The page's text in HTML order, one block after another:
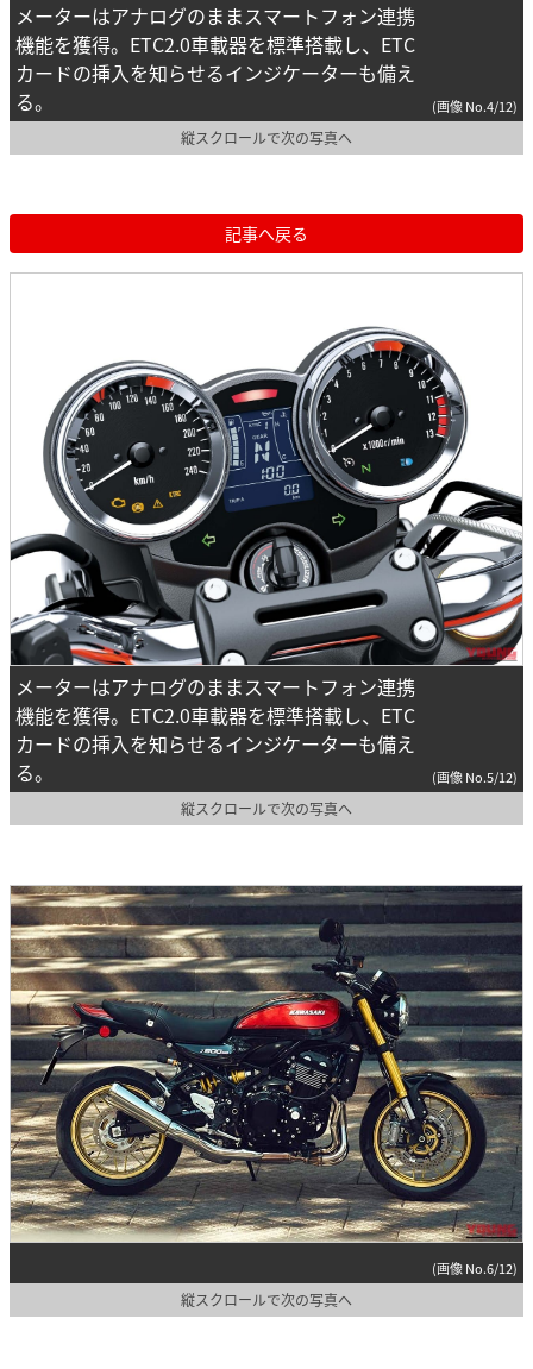
メーターはアナログのままスマートフォン連携
機能を獲得。ETC2.0車載器を標準搭載し、ETC
カードの挿入を知らせるインジケーターも備え
る。
(画像 No.4/12)
縦スクロールで次の写真へ
記事へ戻る
メーターはアナログのままスマートフォン連携
機能を獲得。ETC2.0車載器を標準搭載し、ETC
カードの挿入を知らせるインジケーターも備え
る。
(画像 No.5/12)
縦スクロールで次の写真へ
(画像 No.6/12)
縦スクロールで次の写真へ